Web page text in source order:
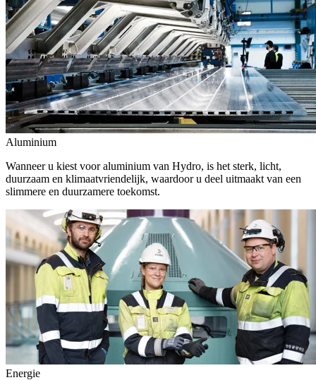
Aluminium
Wanneer u kiest voor aluminium van Hydro, is het sterk, licht,
duurzaam en klimaatvriendelijk, waardoor u deel uitmaakt van een
slimmere en duurzamere toekomst.
Energie